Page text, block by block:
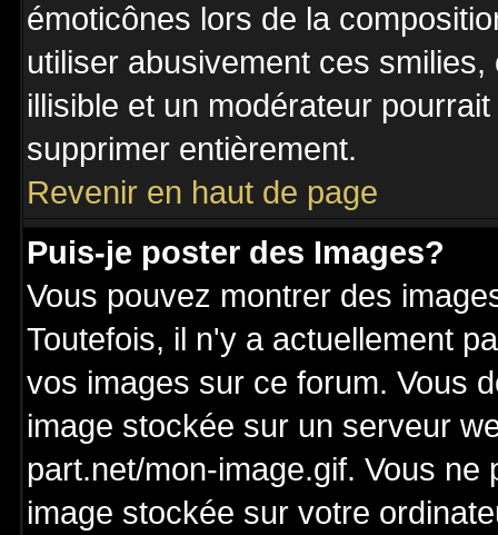
émoticônes lors de la
utiliser abusivement ces
illisible et un modérateur
supprimer entièrement.
Revenir en haut de page
Puis-je poster des Images?
Vous pouvez montrer des
Toutefois, il n'y a actuellement
vos images sur ce forum. Vous
image stockée sur un serveur
part.net/mon-image.gif. Vous
image stockée sur votre